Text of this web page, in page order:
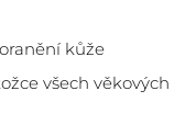
kůže
všech věkových